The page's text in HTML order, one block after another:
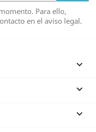
Para ello,
en el aviso legal.


